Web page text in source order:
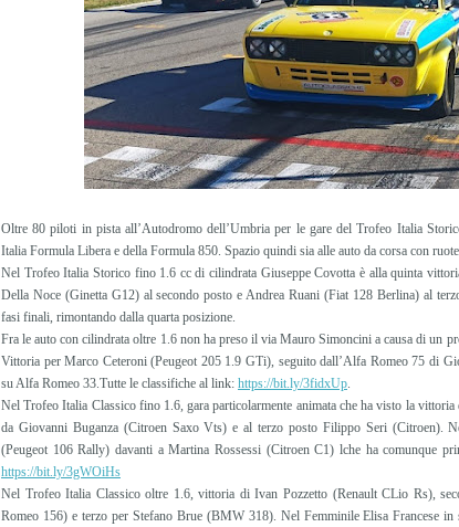
Oltre 80 piloti in pista all’Autodromo dell’Umbria per le gare del Trofeo Italia
Italia Formula Libera e della Formula 850. Spazio quindi sia alle auto da corsa con
Nel Trofeo Italia Storico fino 1.6 cc di cilindrata Giuseppe Covotta è alla quinta
Della Noce (Ginetta G12) al secondo posto e Andrea Ruani (Fiat 128 Berlina) al
fasi finali, rimontando dalla quarta posizione.
Fra le auto con cilindrata oltre 1.6 non ha preso il via Mauro Simoncini a causa di un
Vittoria per Marco Ceteroni (Peugeot 205 1.9 GTi), seguito dall’Alfa Romeo 75 di
su Alfa Romeo 33.Tutte le classifiche al link: https://bit.ly/3fidxUp.
Nel Trofeo Italia Classico fino 1.6, gara particolarmente animata che ha visto la
da Giovanni Buganza (Citroen Saxo Vts) e al terzo posto Filippo Seri (Citroen).
(Peugeot 106 Rally) davanti a Martina Rossessi (Citroen C1) lche ha comunque
https://bit.ly/3gWOiHs
Nel Trofeo Italia Classico oltre 1.6, vittoria di Ivan Pozzetto (Renault CLio Rs),
Romeo 156) e terzo per Stefano Brue (BMW 318). Nel Femminile Elisa Francese